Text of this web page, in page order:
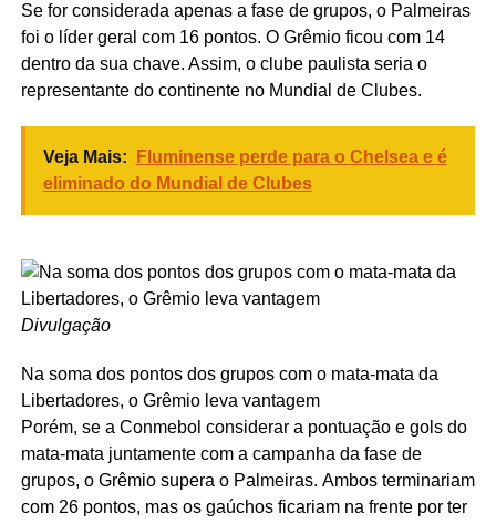
Se for considerada apenas a fase de grupos, o Palmeiras
foi o líder geral com 16 pontos. O Grêmio ficou com 14
dentro da sua chave. Assim, o clube paulista seria o
representante do continente no Mundial de Clubes.
Veja Mais:
Fluminense perde para o Chelsea e é
eliminado do Mundial de Clubes
Divulgação
Na soma dos pontos dos grupos com o mata-mata da
Libertadores, o Grêmio leva vantagem
Porém, se a Conmebol considerar a pontuação e gols do
mata-mata juntamente com a campanha da fase de
grupos, o Grêmio supera o Palmeiras. Ambos terminariam
com 26 pontos, mas os gaúchos ficariam na frente por ter